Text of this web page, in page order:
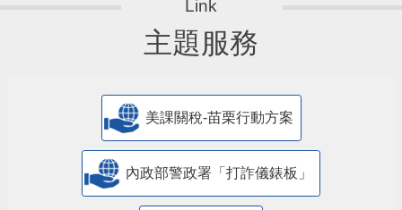
主題服務
美課關稅-苗栗行動方案
內政部警政署「打詐儀錶板」